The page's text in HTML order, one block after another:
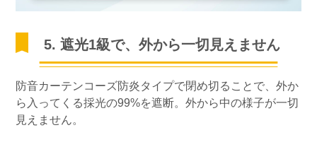
5. 遮光1級で、外から一切見えません
防音カーテンコーズ防炎タイプで閉め切ることで、外か
ら入ってくる採光の99%を遮断。外から中の様子が一切
見えません。